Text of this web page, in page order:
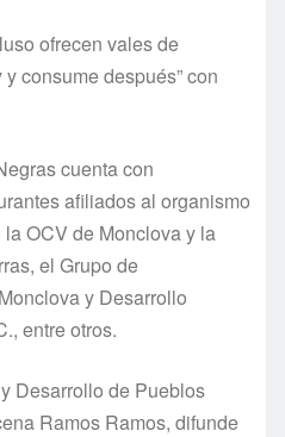
ofrecen vales de
consume después” con
cuenta con
afiliados al organismo
OCV de Monclova y la
el Grupo de
y Desarrollo
entre otros.
Desarrollo de Pueblos
Ramos Ramos, difunde